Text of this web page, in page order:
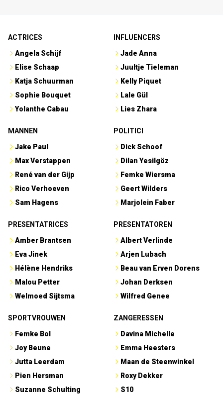
ACTRICES
Angela Schijf
Elise Schaap
Katja Schuurman
Sophie Bouquet
Yolanthe Cabau
INFLUENCERS
Jade Anna
Juultje Tieleman
Kelly Piquet
Lale Gül
Lies Zhara
MANNEN
Jake Paul
Max Verstappen
René van der Gijp
Rico Verhoeven
Sam Hagens
POLITICI
Dick Schoof
Dilan Yesilgöz
Femke Wiersma
Geert Wilders
Marjolein Faber
PRESENTATRICES
Amber Brantsen
Eva Jinek
Hélène Hendriks
Malou Petter
Welmoed Sijtsma
PRESENTATOREN
Albert Verlinde
Arjen Lubach
Beau van Erven Dorens
Johan Derksen
Wilfred Genee
SPORTVROUWEN
Femke Bol
Joy Beune
Jutta Leerdam
Pien Hersman
Suzanne Schulting
ZANGERESSEN
Davina Michelle
Emma Heesters
Maan de Steenwinkel
Roxy Dekker
S10